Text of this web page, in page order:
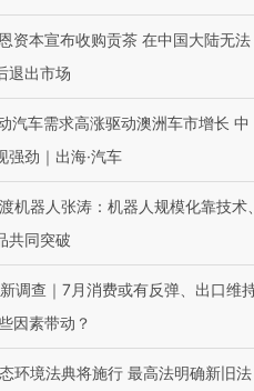
链博
接产
【特别呈现】寻找100种
有意思的生活方式·第三对
【
住
资本宣布收购贡茶 在中国大陆无法
退出市场
汽车需求高涨驱动澳洲车市增长 中
强劲｜出海·汽车
机器人张涛：机器人规模化靠技术、
共同突破
调查｜7月消费或有反弹、出口维
因素带动？
环境法典将施行 最高法明确新旧法